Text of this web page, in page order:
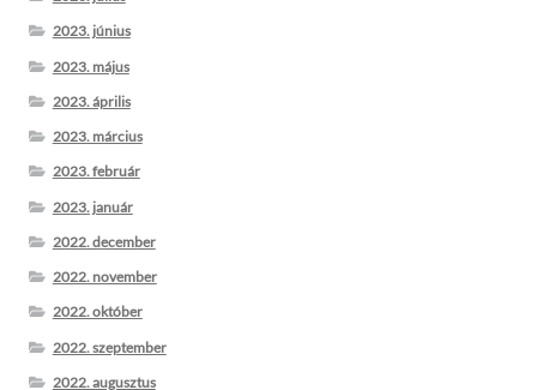
2023. június
2023. május
2023. április
2023. március
2023. február
2023. január
2022. december
2022. november
2022. október
2022. szeptember
2022. augusztus